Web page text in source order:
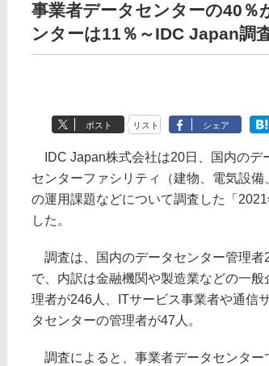
事業者データセンターの40％
ンターは11％～IDC Japan調
ポスト リスト シェア
IDC Japan株式会社は20日、国内のデ
センターファシリティ（建物、電気設
の運用課題などについて調査した「
した。
調査は、国内のデータセンター管理者
で、内訳は金融機関や製造業などの一
理者が246人、ITサービス事業者や通信
タセンターの管理者が47人。
調査によると、事業者データセンター